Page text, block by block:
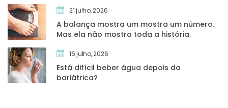
21 julho, 2026
A balança mostra um mostra um número.
Mas ela não mostra toda a história.
16 julho, 2026
Está difícil beber água depois da
bariátrica?